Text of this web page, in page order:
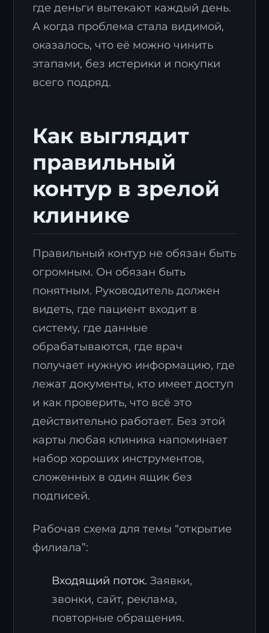
где деньги вытекают каждый день.
А когда проблема стала видимой,
оказалось, что её можно чинить
этапами, без истерики и покупки
всего подряд.
Как выглядит
правильный
контур в зрелой
клинике
Правильный контур не обязан быть
огромным. Он обязан быть
понятным. Руководитель должен
видеть, где пациент входит в
систему, где данные
обрабатываются, где врач
получает нужную информацию, где
лежат документы, кто имеет доступ
и как проверить, что всё это
действительно работает. Без этой
карты любая клиника напоминает
набор хороших инструментов,
сложенных в один ящик без
подписей.
Рабочая схема для темы “открытие
филиала”:
Входящий поток. Заявки,
звонки, сайт, реклама,
повторные обращения.